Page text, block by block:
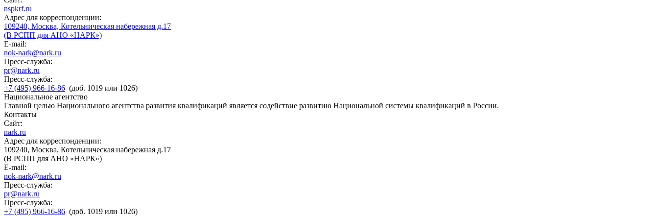
nspkrf.ru
Адрес для корреспонденции:
109240, Москва, Котельническая набережная д.17
(В РСПП для АНО «НАРК»)
E-mail:
nok-nark@nark.ru
Пресс-служба:
pr@nark.ru
Пресс-служба:
+7 (495) 966-16-86 (доб. 1019 или 1026)
Национальное агентство
Главной целью Национального агентства развития квалификаций является содействие развитию Национальной системы квалификаций в России.
Контакты
Сайт:
nark.ru
Адрес для корреспонденции:
109240, Москва, Котельническая набережная д.17
(В РСПП для АНО «НАРК»)
E-mail:
nok-nark@nark.ru
Пресс-служба:
pr@nark.ru
Пресс-служба:
+7 (495) 966-16-86 (доб. 1019 или 1026)